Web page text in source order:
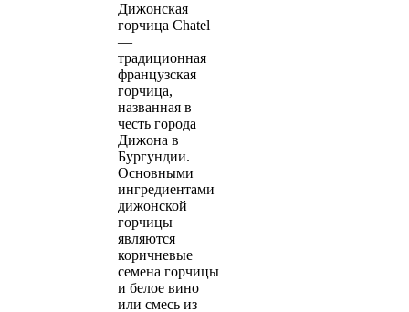
Дижонская
горчица Chatel
—
традиционная
французская
горчица,
названная в
честь города
Дижона в
Бургундии.
Основными
ингредиентами
дижонской
горчицы
являются
коричневые
семена горчицы
и белое вино
или смесь из